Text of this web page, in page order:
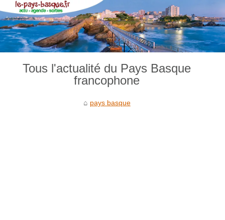
Tous l'actualité du Pays Basque
francophone
pays basque